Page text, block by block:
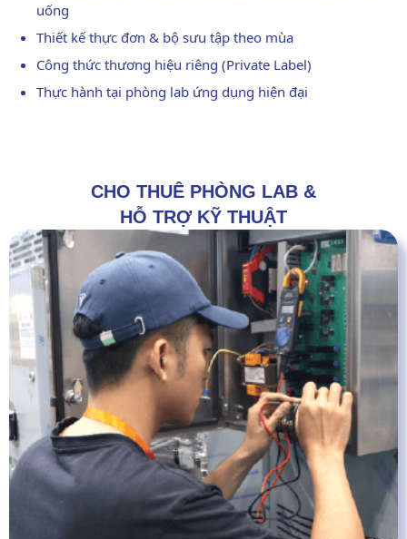
uống
Thiết kế thực đơn & bộ sưu tập theo mùa
Công thức thương hiệu riêng (Private Label)
Thực hành tại phòng lab ứng dụng hiện đại
CHO THUÊ PHÒNG LAB &
HỖ TRỢ KỸ THUẬT